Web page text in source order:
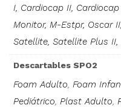
I, Cardiocap II,
Monitor, M-Estpr, Oscar
Satellite, Satellite Plus II,
Descartables SPO2
Foam Adulto, Foam
Pediátrico, Plast Adulto,